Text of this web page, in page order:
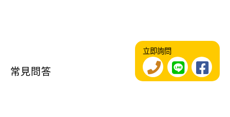
常見問答
立即詢問